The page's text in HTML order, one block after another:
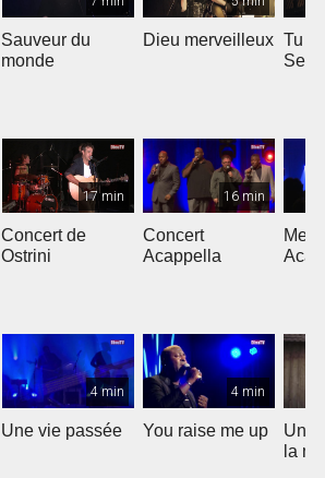
Sauveur du
monde
Dieu merveilleux Tu
17 min
Concert de
Ostrini
16 min
Concert
Acappella
4 min
Une vie passée
4 min
You raise me up
Une
la